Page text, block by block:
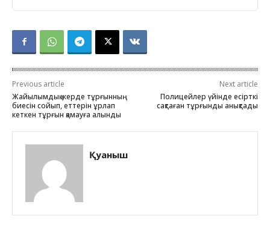
Previous article
Жайылымдық жерде тұрғынның
биесін сойып, еттерін ұрлап
кеткен тұрғын қамауға алынды
Next article
Полицейлер үйінде есірткі
сақтаған тұрғынды анықтады
Қуаныш